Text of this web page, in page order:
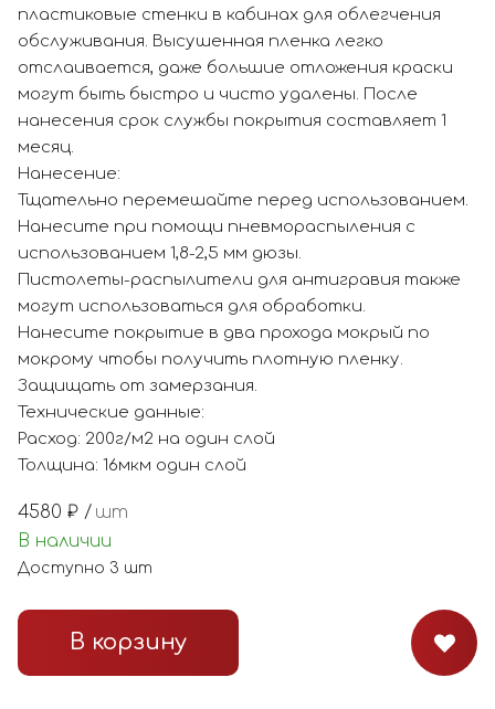
пластиковые стенки в кабинах для облегчения
обслуживания. Высушенная пленка легко
отслаивается, даже большие отложения краски
могут быть быстро и чисто удалены. После
нанесения срок службы покрытия составляет 1
месяц.
Нанесение:
Тщательно перемешайте перед использованием.
Нанесите при помощи пневмораспыления с
использованием 1,8-2,5 мм дюзы.
Пистолеты-распылители для антигравия также
могут использоваться для обработки.
Нанесите покрытие в два прохода мокрый по
мокрому чтобы получить плотную пленку.
Защищать от замерзания.
Технические данные:
Расход: 200г/м2 на один слой
Толщина: 16мкм один слой
4580 ₽ / шт
В наличии
Доступно 3 шт
В корзину